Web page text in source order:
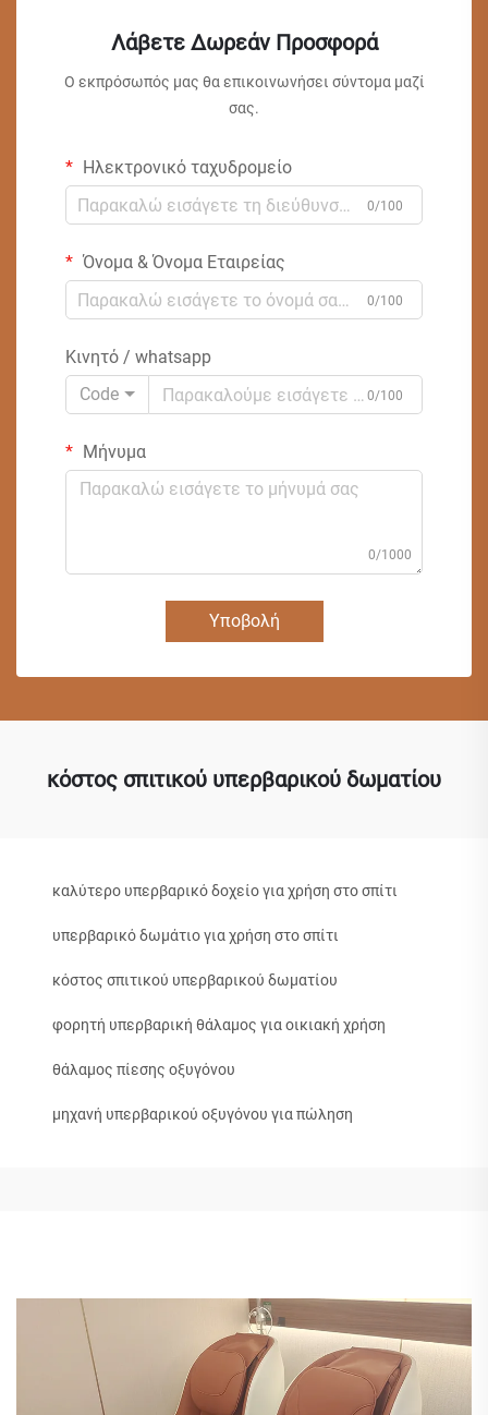
Λάβετε Δωρεάν Προσφορά
Ο εκπρόσωπός μας θα επικοινωνήσει σύντομα μαζί
σας.
Ηλεκτρονικό ταχυδρομείο
0/100
Όνομα & Όνομα Εταιρείας
0/100
Κινητό / whatsapp
Code
0/100
Μήνυμα
0/1000
Υποβολή
κόστος σπιτικού υπερβαρικού δωματίου
καλύτερο υπερβαρικό δοχείο για χρήση στο σπίτι
υπερβαρικό δωμάτιο για χρήση στο σπίτι
κόστος σπιτικού υπερβαρικού δωματίου
φορητή υπερβαρική θάλαμος για οικιακή χρήση
θάλαμος πίεσης οξυγόνου
μηχανή υπερβαρικού οξυγόνου για πώληση